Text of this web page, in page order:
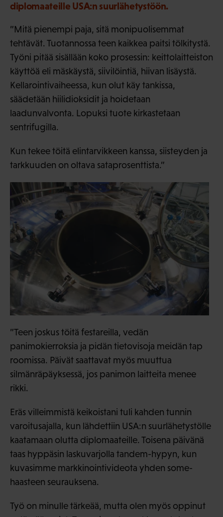
diplomaateille USA:n suurlähetystöön.
”Mitä pienempi paja, sitä monipuolisemmat
tehtävät. Tuotannossa teen kaikkea paitsi tölkitystä.
Työni pitää sisällään koko prosessin: keittolaitteiston
käyttöä eli mäskäystä, siivilöintiä, hiivan lisäystä.
Kellarointivaiheessa, kun olut käy tankissa,
säädetään hiilidioksidit ja hoidetaan
laadunvalvonta. Lopuksi tuote kirkastetaan
sentrifugilla.
Kun tekee töitä elintarvikkeen kanssa, siisteyden ja
tarkkuuden on oltava sataprosenttista.”
”Teen joskus töitä festareilla, vedän
panimokierroksia ja pidän tietovisoja meidän tap
roomissa. Päivät saattavat myös muuttua
silmänräpäyksessä, jos panimon laitteita menee
rikki.
Eräs villeimmistä keikoistani tuli kahden tunnin
varoitusajalla, kun lähdettiin USA:n suurlähetystölle
kaatamaan olutta diplomaateille. Toisena päivänä
taas hyppäsin laskuvarjolla tandem-hypyn, kun
kuvasimme markkinointivideota yhden some-
haasteen seurauksena.
Työ on minulle tärkeää, mutta olen myös oppinut